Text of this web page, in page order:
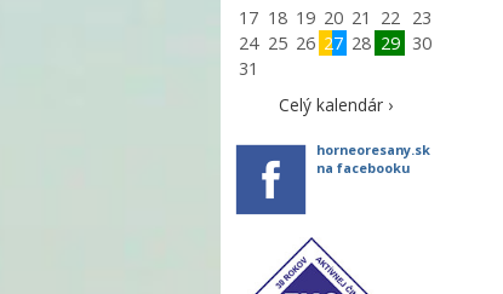
17 18 19 20 21 22
23
24 25 26 27 28 29
30
31
Celý kalendár ›
horneoresany.sk
na facebooku